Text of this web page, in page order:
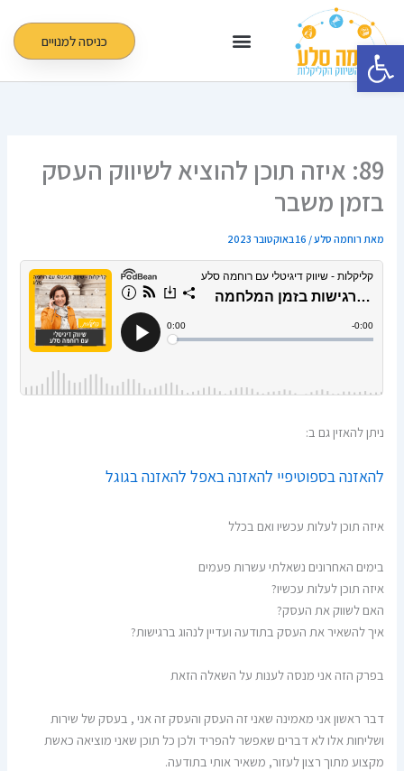
פתח סרגל נגישות
לתוכן
כניסה למנויים
89: איזה תוכן להוציא לשיווק העסק
בזמן משבר
מאת רוחמה סלע/ 16 באוקטובר 2023
ניתן להאזין גם ב:
להאזנה בספוטיפיי להאזנה באפל להאזנהבגוגל
איזה תוכן לעלות עכשיו ואם בכלל
בימים האחרונים נשאלתי עשרות פעמים
איזה תוכן לעלות עכשיו?
האם לשווק את העסק?
איך להשאיר את העסק בתודעה ועדיין לנהוג ברגישות?
בפרק הזה אני מנסה לענות על השאלה הזאת
דבר ראשון אני מאמינה שאני זה העסק והעסק זה אני , בעסק של שירות
ושליחות אלו לא דברים שאפשר להפריד ולכן כל תוכן שאני מוציאה כאשת
מקצוע מתוך רצון לעזור, משאיר אותי בתודעה.